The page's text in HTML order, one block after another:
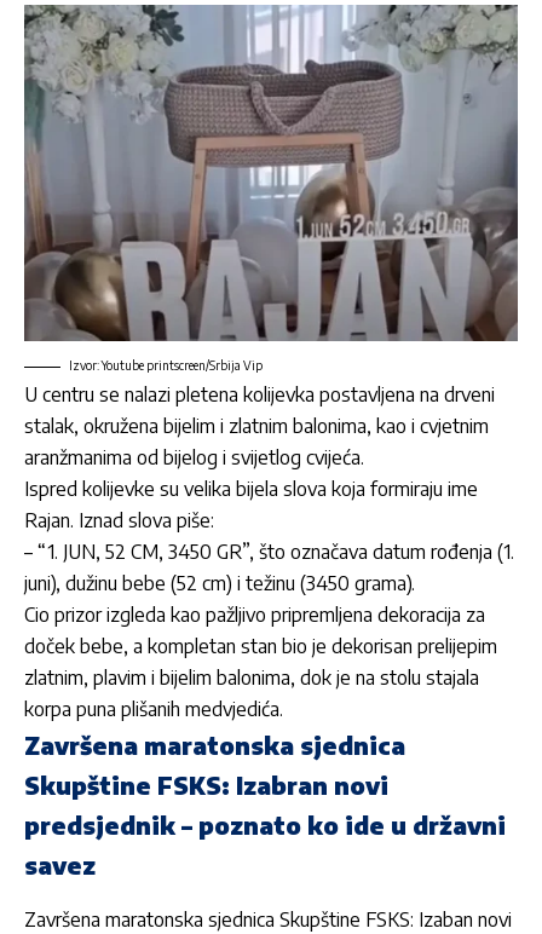
Izvor: Youtube printscreen/Srbija Vip
U centru se nalazi pletena kolijevka postavljena na drveni
stalak, okružena bijelim i zlatnim balonima, kao i cvjetnim
aranžmanima od bijelog i svijetlog cvijeća.
Ispred kolijevke su velika bijela slova koja formiraju ime
Rajan. Iznad slova piše:
– “1. JUN, 52 CM, 3450 GR”, što označava datum rođenja (1.
juni), dužinu bebe (52 cm) i težinu (3450 grama).
Cio prizor izgleda kao pažljivo pripremljena dekoracija za
doček bebe, a kompletan stan bio je dekorisan prelijepim
zlatnim, plavim i bijelim balonima, dok je na stolu stajala
korpa puna plišanih medvjedića.
Završena maratonska sjednica
Skupštine FSKS: Izabran novi
predsjednik – poznato ko ide u državni
savez
Završena maratonska sjednica Skupštine FSKS: Izaban novi